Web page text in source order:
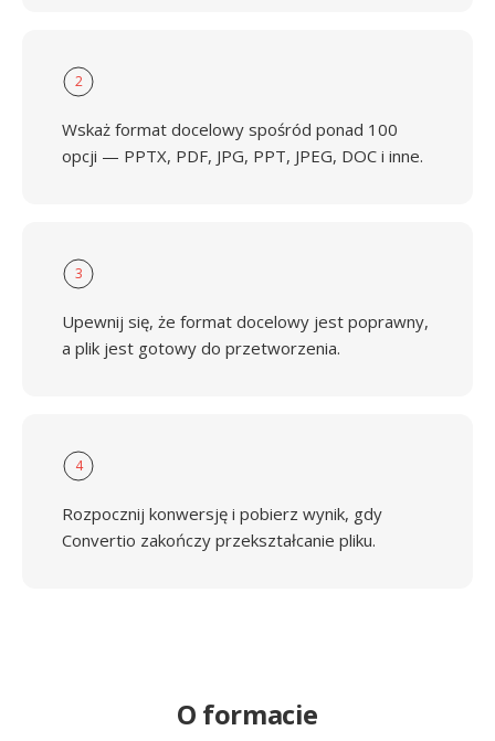
2
Wskaż format docelowy spośród ponad 100
opcji — PPTX, PDF, JPG, PPT, JPEG, DOC i inne.
3
Upewnij się, że format docelowy jest poprawny,
a plik jest gotowy do przetworzenia.
4
Rozpocznij konwersję i pobierz wynik, gdy
Convertio zakończy przekształcanie pliku.
O formacie